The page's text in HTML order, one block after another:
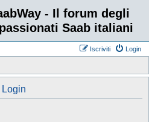
- Il forum degli
Saab italiani
Login
Iscriviti
Login